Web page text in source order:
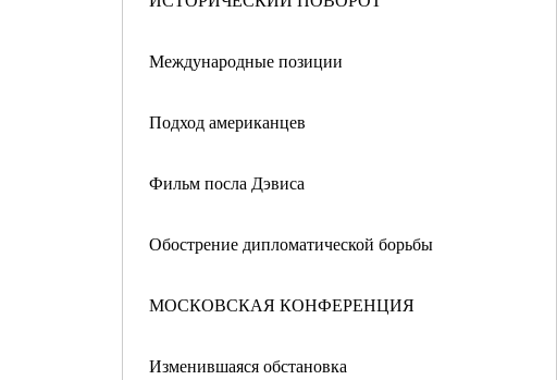
Международные позиции
Подход американцев
Фильм посла Дэвиса
Обострение дипломатической борьбы
МОСКОВСКАЯ КОНФЕРЕНЦИЯ
Изменившаяся обстановка